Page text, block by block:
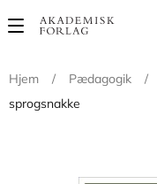
Main
Hjem
/ Pædagogik /
sprogsnakke